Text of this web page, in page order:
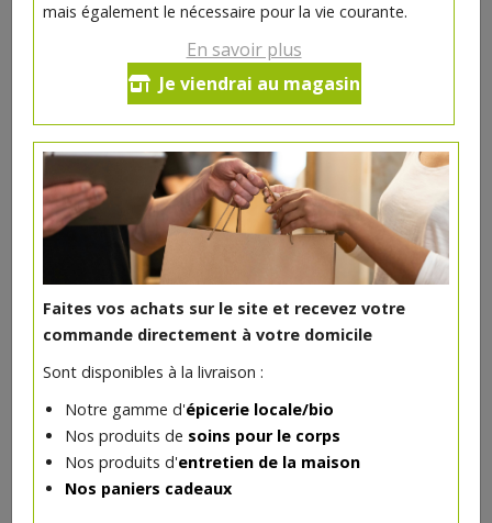
mais également le nécessaire pour la vie courante.
En savoir plus
Je viendrai au magasin
Faites vos achats sur le site et recevez votre
commande directement à votre domicile
Sont disponibles à la livraison :
Notre gamme d'épicerie locale/bio
Nos produits de soins pour le corps
Nos produits d'entretien de la maison
Nos paniers cadeaux
4.16€/pc
Ce produit est indisponible pour le moment.
DANS LA MÊME CATÉGORIE ...
Tartinade ananas coco bio 190g